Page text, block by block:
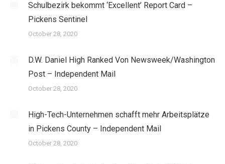
Schulbezirk bekommt ‘Excellent’ Report Card –
Pickens Sentinel
October 28, 2020
D.W. Daniel High Ranked Von Newsweek/Washington
Post – Independent Mail
October 28, 2020
High-Tech-Unternehmen schafft mehr Arbeitsplätze
in Pickens County – Independent Mail
October 28, 2020